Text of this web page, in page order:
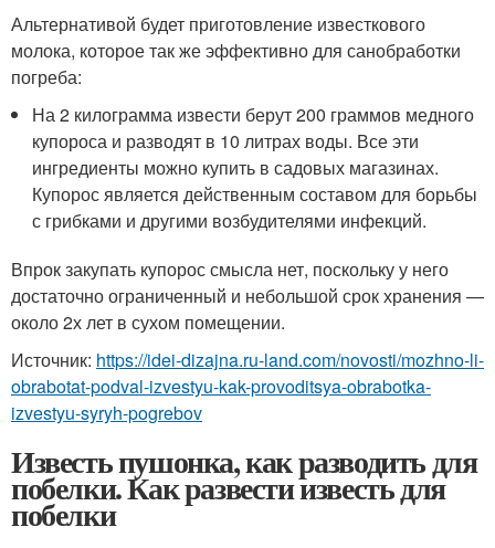
Альтернативой будет приготовление известкового
молока, которое так же эффективно для санобработки
погреба:
На 2 килограмма извести берут 200 граммов медного
купороса и разводят в 10 литрах воды. Все эти
ингредиенты можно купить в садовых магазинах.
Купорос является действенным составом для борьбы
с грибками и другими возбудителями инфекций.
Впрок закупать купорос смысла нет, поскольку у него
достаточно ограниченный и небольшой срок хранения —
около 2х лет в сухом помещении.
Источник: https://idei-dizajna.ru-land.com/novosti/mozhno-li-
obrabotat-podval-izvestyu-kak-provoditsya-obrabotka-
izvestyu-syryh-pogrebov
Известь пушонка, как разводить для
побелки. Как развести известь для
побелки